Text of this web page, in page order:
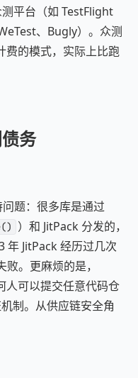
平台（如 TestFlight
、Bugly）。众测
费的模式，实际上比跑
务
题：很多库是通过
）和 JitPack 分发的，
年 JitPack 经历过几次
。更麻烦的是，
人可以提交任意代码仓
制。从供应链安全角